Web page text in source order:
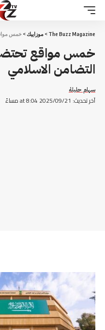
The Buzz Magazine
> موزاييك> خمس
خمس مواقع
التضامن الاسلامي
آخر تحديث: 2025/09/21 at 8:04 مساءً
سهام حليلة